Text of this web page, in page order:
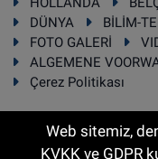
DÜNYA
BİLİM-
FOTO GALERİ
ALGEMENE
Çerez Politikası
Web sitemiz,
KVKK ve GDPR